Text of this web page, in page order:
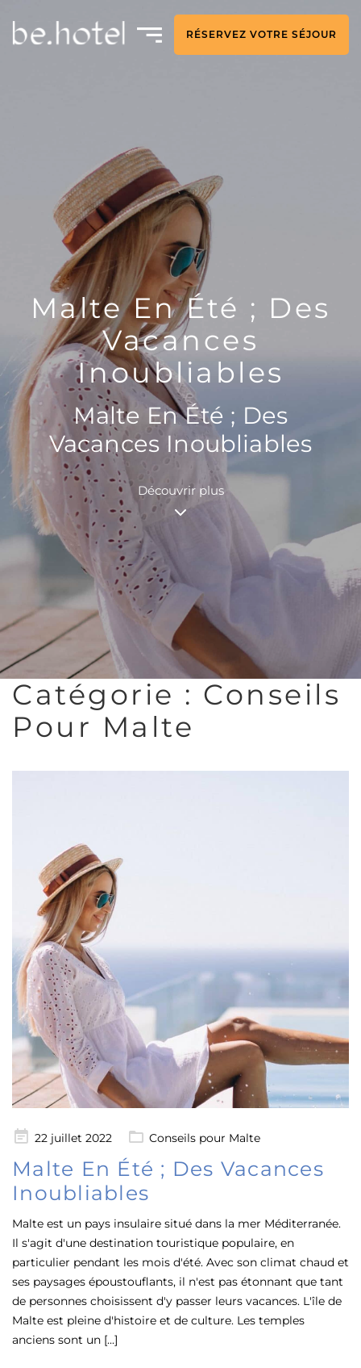
RÉSERVEZ VOTRE SÉJOUR
Malte En Été ; Des
Vacances
Inoubliables
Malte En Été ; Des
Vacances Inoubliables
Découvrir plus
Catégorie : Conseils
Pour Malte
Posté22 juillet 2022 Conseils pour Malte
Malte En Été ; Des Vacances
Inoubliables
Malte est un pays insulaire situé dans la mer Méditerranée.
Il s'agit d'une destination touristique populaire, en
particulier pendant les mois d'été. Avec son climat chaud et
ses paysages époustouflants, il n'est pas étonnant que tant
de personnes choisissent d'y passer leurs vacances. L'île de
Malte est pleine d'histoire et de culture. Les temples
anciens sont un [...]